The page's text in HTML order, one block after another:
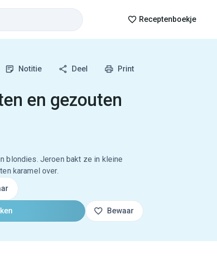
Receptenboekje
Notitie Deel Print
en gezouten
blondies. Jeroen bakt ze in kleine
karamel over.
Bewaar